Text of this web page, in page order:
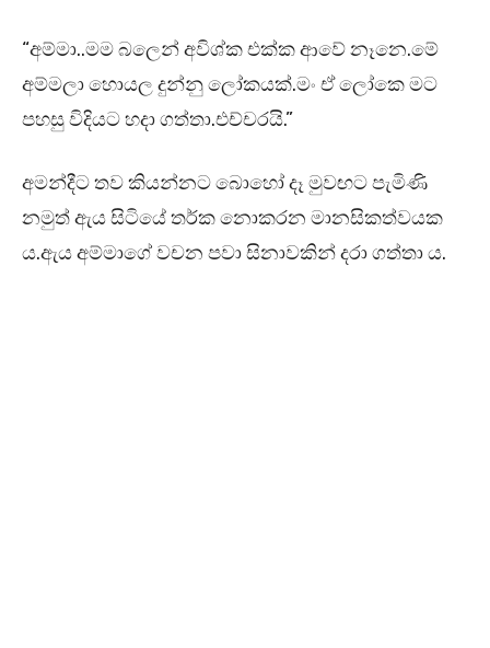
“අම්මා..මම බලෙන් අවිශ්ක එක්ක ආවේ නෑනෙ.මේ
අම්මලා හොයල දුන්නු ලෝකයක්.මං ඒ ලෝකෙ මට
පහසු විදියට හදා ගත්තා.එච්චරයි.”
අමන්දීට තව කියන්නට බොහෝ දෑ මුවඟට පැමිණි
නමුත් ඇය සිටියේ තර්ක නොකරන මානසිකත්වයක
ය.ඇය අම්මාගේ වචන පවා සිනාවකින් දරා ගත්තා ය.